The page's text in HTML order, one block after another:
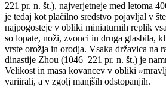
221 pr. n. št.), najverjetneje med letoma
je tedaj kot plačilno sredstvo pojavljal v
najpogosteje v obliki miniaturnih replik
so lopate, noži, zvonci in druga glasbila,
vrste orožja in orodja. Vsaka državica na
dinastije Zhou (1046–221 pr. n. št.) je
Velikost in masa kovancev v obliki
variirali, a v zgolj manjših odstopanjih.